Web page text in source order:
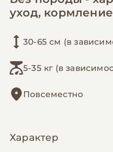
уход,
30-65 см (в
5-35 кг (в
Повсеместно
Характер